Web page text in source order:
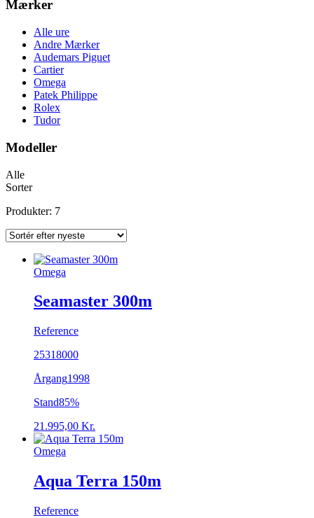
Mærker
Alle ure
Andre Mærker
Audemars Piguet
Cartier
Omega
Patek Philippe
Rolex
Tudor
Modeller
Alle
Sorter
Produkter: 7
Omega
Seamaster 300m
Reference
25318000
Årgang1998
Stand85%
21.995,00 Kr.
Omega
Aqua Terra 150m
Reference